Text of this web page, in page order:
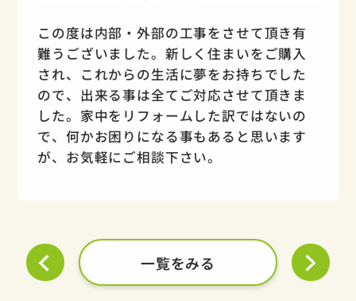
この度は内部・外部の工事をさせて頂き有
難うございました。新しく住まいをご購入
され、これからの生活に夢をお持ちでした
ので、出来る事は全てご対応させて頂きま
した。家中をリフォームした訳ではないの
で、何かお困りになる事もあると思います
が、お気軽にご相談下さい。
一覧をみる